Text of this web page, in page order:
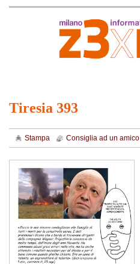
Tiresia 393
Stampa Consiglia ad un amico